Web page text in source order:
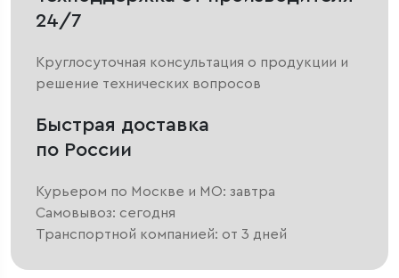
24/7
Круглосуточная консультация о продукции и
решение технических вопросов
Быстрая доставка
по России
Курьером по Москве и МО: завтра
Самовывоз: сегодня
Транспортной компанией: от 3 дней